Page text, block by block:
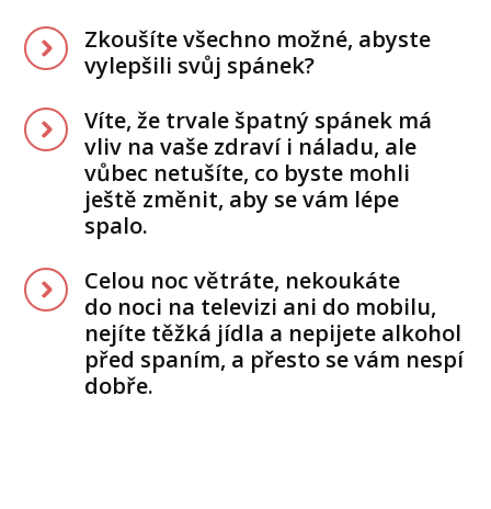
Zkoušíte všechno možné, abyste
vylepšili svůj spánek?
Víte, že trvale špatný spánek má
vliv na vaše zdraví i náladu, ale
vůbec netušíte, co byste mohli
ještě změnit, aby se vám lépe
spalo.
Celou noc větráte, nekoukáte
do noci na televizi ani do mobilu,
nejíte těžká jídla a nepijete alkohol
před spaním, a přesto se vám nespí
dobře.